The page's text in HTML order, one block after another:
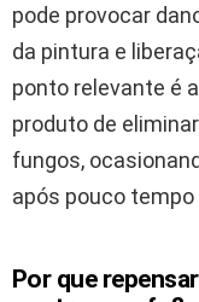
pode provocar
da pintura e
ponto relevante é
produto de
fungos,
após pouco
Por que